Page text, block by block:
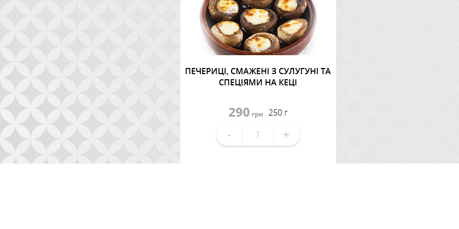
ПЕЧЕРИЦІ, СМАЖЕНІ З СУЛУГУНІ ТА
СПЕЦІЯМИ НА КЕЦІ
290 грн 250 г
- +